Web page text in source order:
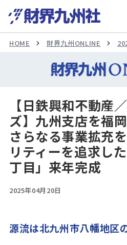
HOME 財界九州ONLINE
【日鉄興和不動産
ズ】九州支店を福
さらなる事業拡充
リティーを追求し
丁目」来年完成
2025年04月20日
源流は北九州市八幡地区